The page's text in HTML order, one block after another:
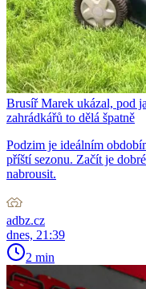
Brusíř Marek ukázal, pod
zahrádkářů to dělá špatně
Podzim je ideálním
příští sezonu. Začít je
nabrousit.
adbz.cz
dnes, 21:39
2 min